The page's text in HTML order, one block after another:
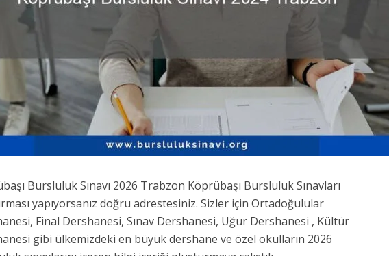
Bursluluk Sınavı 2026 Trabzon Köprübaşı Bursluluk Sınavları
yapıyorsanız doğru adrestesiniz. Sizler için Ortadoğulular
Final Dershanesi, Sınav Dershanesi, Uğur Dershanesi , Kültür
gibi ülkemizdeki en büyük dershane ve özel okulların 2026